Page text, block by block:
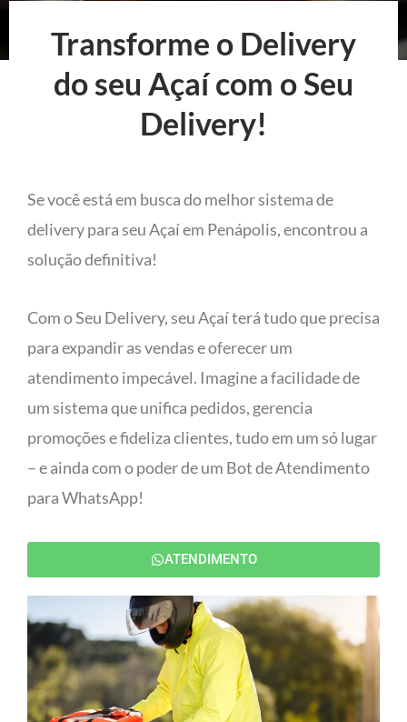
Transforme o Delivery
do seu Açaí com o Seu
Delivery!
Se você está em busca do melhor sistema de
delivery para seu Açaí em Penápolis, encontrou a
solução definitiva!
Com o Seu Delivery, seu Açaí terá tudo que precisa
para expandir as vendas e oferecer um
atendimento impecável. Imagine a facilidade de
um sistema que unifica pedidos, gerencia
promoções e fideliza clientes, tudo em um só lugar
– e ainda com o poder de um Bot de Atendimento
para WhatsApp!
ATENDIMENTO